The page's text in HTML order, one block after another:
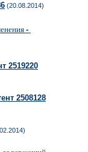
(20.08.2014)
-
2519220
2508128